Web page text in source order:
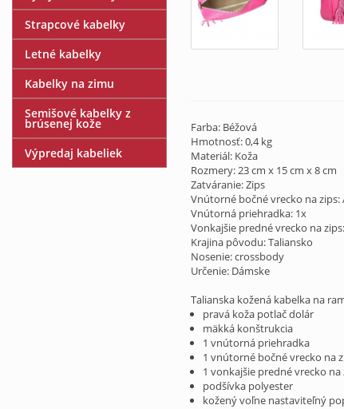
Farba: Béžová
Hmotnosť: 0,4 kg
Materiál: Koža
Rozmery: 23 cm x 15 cm x 8 cm
Zatváranie: Zips
Vnútorné bočné vrecko na zips:
Vnútorná priehradka: 1x
Vonkajšie predné vrecko na
Krajina pôvodu: Taliansko
Nosenie: crossbody
Určenie: Dámske
Talianska kožená kabelka na
pravá koža potlač dolár
mäkká konštrukcia
1 vnútorná priehradka
1 vnútorné bočné vrecko na
1 vonkajšie predné vrecko na
podšívka polyester
kožený voľne nastaviteľný
Strapcové kabelky
Letné kabelky
Kabelky na zimu
Semišové kabelky z
brúsenej kože
Výpredaj kabeliek